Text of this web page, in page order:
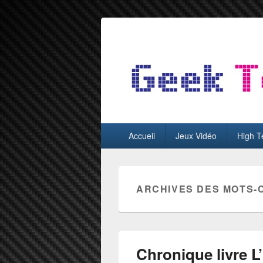
GeekTest
principalAccueil Jeux Vidéo High
ARCHIVES DES
Chronique livre